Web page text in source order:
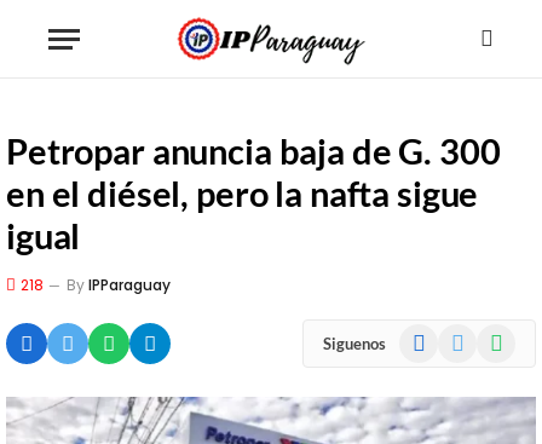
Petropar anuncia baja de G. 300
en el diésel, pero la nafta sigue
igual
218 ByIPParaguay
Siguenos Facebook